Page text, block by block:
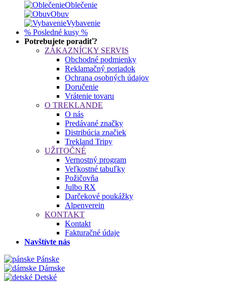
Oblečenie
Obuv
Vybavenie
% Posledné kusy %
Potrebujete poradiť?
ZÁKAZNÍCKY SERVIS
Obchodné podmienky
Reklamačný poriadok
Ochrana osobných údajov
Doručenie
Vrátenie tovaru
O TREKLANDE
O nás
Predávané značky
Distribúcia značiek
Trekland Tripy
UŽITOČNÉ
Vernostný program
Veľkostné tabuľky
Požičovňa
Julbo RX
Darčekové poukážky
Alpenverein
KONTAKT
Kontakt
Fakturačné údaje
Navštívte nás
Pánske
Dámske
Detské